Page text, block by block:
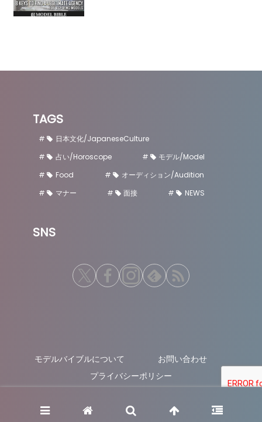
TAGS
日本文化/JapaneseCulture
占い/Horoscope
モデル/Model
Food
オーディション/Audition
マナー
面接 NEWS
SNS
モデルバイブルについて
お問い合わせ
プライバシーポリシー